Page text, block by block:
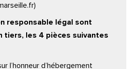
responsable légal sont
tiers, les 4 pièces suivantes
l’honneur d’hébergement